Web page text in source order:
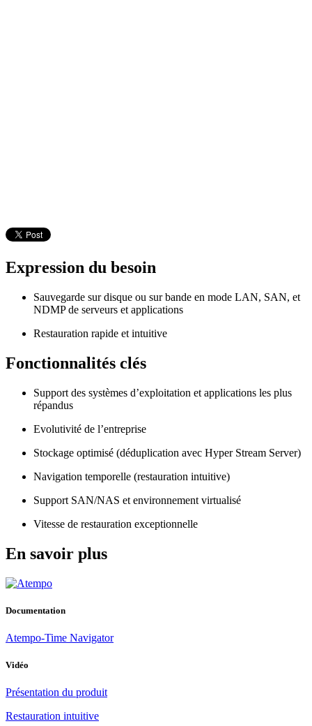
Expression du besoin
Sauvegarde sur disque ou sur bande en mode LAN, SAN, et
NDMP de serveurs et applications
Restauration rapide et intuitive
Fonctionnalités clés
Support des systèmes d’exploitation et applications les plus
répandus
Evolutivité de l’entreprise
Stockage optimisé (déduplication avec Hyper Stream Server)
Navigation temporelle (restauration intuitive)
Support SAN/NAS et environnement virtualisé
Vitesse de restauration exceptionnelle
En savoir plus
Documentation
Atempo-Time Navigator
Vidéo
Présentation du produit
Restauration intuitive